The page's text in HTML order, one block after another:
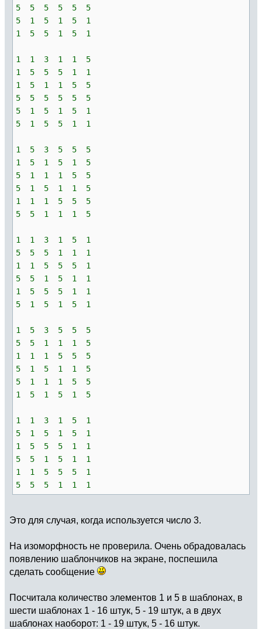
5 5 5 5 5 5
5 1 5 1 5 1
1 5 5 1 5 1
1 1 3 1 1 5
1 5 5 5 1 1
1 5 1 1 5 5
5 5 5 5 5 5
5 1 5 1 5 1
5 1 5 5 1 1
1 5 3 5 5 5
1 5 1 5 1 5
5 1 1 1 5 5
5 1 5 1 1 5
1 1 1 5 5 5
5 5 1 1 1 5
1 1 3 1 5 1
5 5 5 1 1 1
1 1 5 5 5 1
5 5 1 5 1 1
1 5 5 5 1 1
5 1 5 1 5 1
1 5 3 5 5 5
5 5 1 1 1 5
1 1 1 5 5 5
5 1 5 1 1 5
5 1 1 1 5 5
1 5 1 5 1 5
1 1 3 1 5 1
5 1 5 1 5 1
1 5 5 5 1 1
5 5 1 5 1 1
1 1 5 5 5 1
5 5 5 1 1 1
Это для случая, когда используется число 3.
На изоморфность не проверила. Очень обрадовалась
появлению шаблончиков на экране, поспешила
сделать сообщение
Посчитала количество элементов 1 и 5 в шаблонах, в
шести шаблонах 1 - 16 штук, 5 - 19 штук, а в двух
шаблонах наоборот: 1 - 19 штук, 5 - 16 штук.